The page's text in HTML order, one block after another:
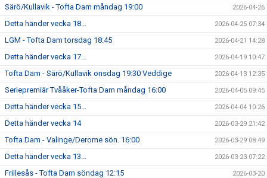
Särö/Kullavik - Tofta Dam måndag 19:00 2026-04-26
Detta händer vecka 18... 2026-04-25 07:34
LGM - Tofta Dam torsdag 18:45 2026-04-21 14:28
Detta händer vecka 17... 2026-04-19 10:47
Tofta Dam - Särö/Kullavik onsdag 19:30 Veddige 2026-04-13 12:35
Seriepremiär Tvååker-Tofta Dam måndag 16:00 2026-04-05 09:45
Detta händer vecka 15... 2026-04-04 10:26
Detta händer vecka 14 2026-03-29 21:42
Tofta Dam - Valinge/Derome sön. 16:00 2026-03-29 08:49
Detta händer vecka 13... 2026-03-23 07:22
Frillesås - Tofta Dam söndag 12:15 2026-03-20